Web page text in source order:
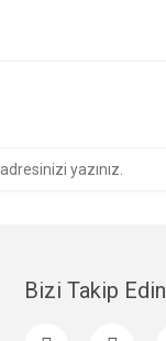
Bizi Takip Edin